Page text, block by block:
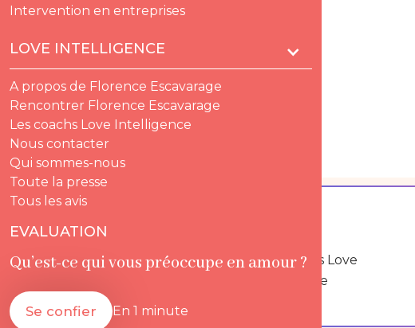
Intervention en entreprises
LOVE INTELLIGENCE
A propos de Florence Escavarage
Rencontrer Florence Escavarage
Les coachs Love Intelligence
Nous contacter
Qui sommes-nous
Toute la presse
Tous les avis
EVALUATION
Qu’est-ce qui vous préoccupe en amour ?
Se confier En 1 minute
Experts certifiés Love
Intelligence